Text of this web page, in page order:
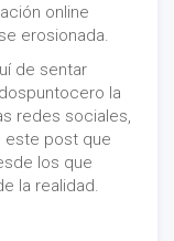
online
erosionada.
de sentar
la
redes sociales,
este post que
los que
la realidad.